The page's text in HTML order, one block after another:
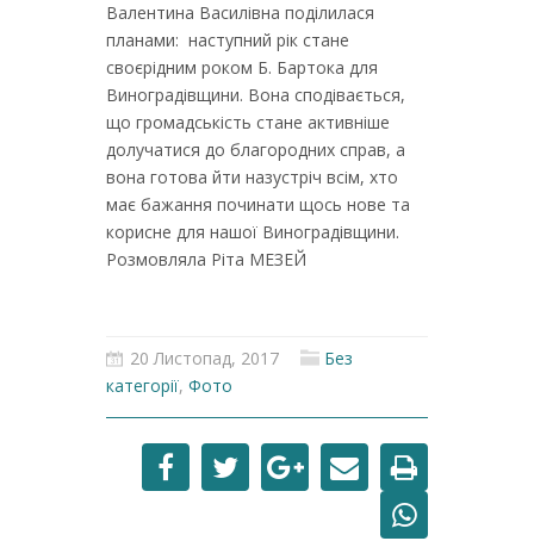
Валентина Василівна поділилася
планами: наступний рік стане
своєрідним роком Б. Бартока для
Виноградівщини. Вона сподівається,
що громадськість стане активніше
долучатися до благородних справ, а
вона готова йти назустріч всім, хто
має бажання починати щось нове та
корисне для нашої Виноградівщини.
Розмовляла Ріта МЕЗЕЙ
20 Листопад, 2017
Без
категорії, Фото